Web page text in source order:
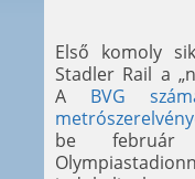
Első komoly
Stadler Rail a
A BVG
be február